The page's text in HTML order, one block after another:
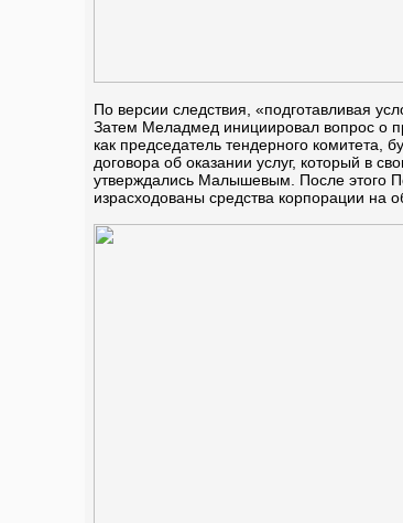
По версии следствия, «подготавливая
Затем Меладмед инициировал вопрос о
как председатель тендерного комитета,
договора об оказании услуг, который в
утверждались Малышевым. После этого
израсходованы средства корпорации